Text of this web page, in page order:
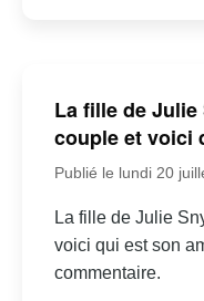
La fille de Julie
couple et voici
Publié le lundi 20
La fille de Julie
voici qui est son
commentaire.